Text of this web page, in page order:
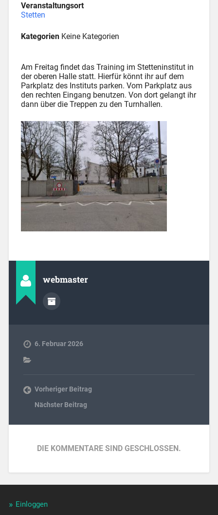
Veranstaltungsort
Stetten
KategorienKeine Kategorien
Am Freitag findet das Training im Stetteninstitut in
der oberen Halle statt. Hierfür könnt ihr auf dem
Parkplatz des Instituts parken. Vom Parkplatz aus
den rechten Eingang benutzen. Von dort gelangt ihr
dann über die Treppen zu den Turnhallen.
webmaster
6. Februar 2026
Vorheriger Beitrag
Nächster Beitrag
DIE KOMMENTARE SIND GESCHLOSSEN.
Einloggen